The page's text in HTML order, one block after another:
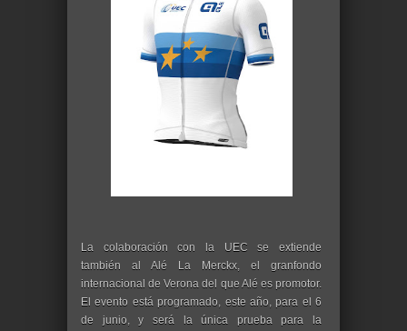
La colaboración con la UEC se extiende
también al Alé La Merckx, el granfondo
internacional de Verona del que Alé es promotor.
El evento está programado, este año, para el 6
de junio, y será la única prueba para la